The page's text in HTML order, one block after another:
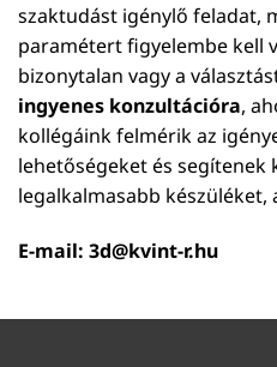
szaktudást igénylő feladat,
paramétert figyelembe kell
bizonytalan vagy a
ingyenes konzultációra,
kollégáink felmérik az
lehetőségeket és segítenek
legalkalmasabb készüléket,
E-mail: 3d@kvint-r.hu